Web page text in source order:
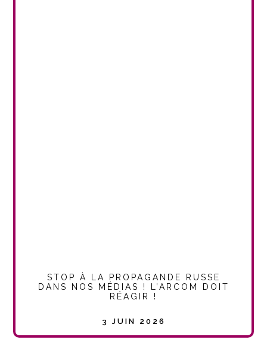
STOP À LA PROPAGANDE RUSSE
DANS NOS MÉDIAS ! L’ARCOM DOIT
RÉAGIR !
3 JUIN 2026